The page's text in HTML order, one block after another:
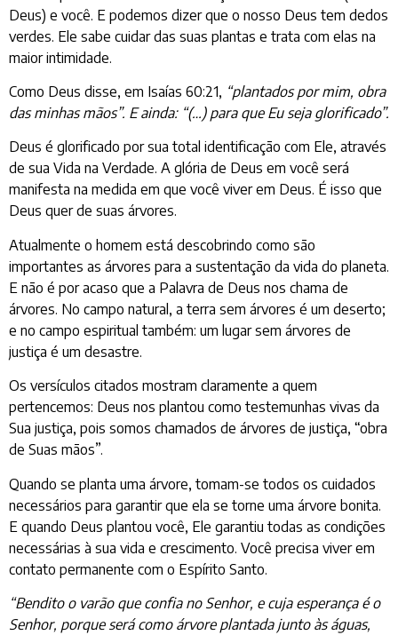
Deus) e você. E podemos dizer que o nosso Deus tem dedos
verdes. Ele sabe cuidar das suas plantas e trata com elas na
maior intimidade.
Como Deus disse, em Isaías 60:21, “plantados por mim, obra
das minhas mãos”. E ainda: “(…) para que Eu seja glorificado”.
Deus é glorificado por sua total identificação com Ele, através
de sua Vida na Verdade. A glória de Deus em você será
manifesta na medida em que você viver em Deus. É isso que
Deus quer de suas árvores.
Atualmente o homem está descobrindo como são
importantes as árvores para a sustentação da vida do planeta.
E não é por acaso que a Palavra de Deus nos chama de
árvores. No campo natural, a terra sem árvores é um deserto;
e no campo espiritual também: um lugar sem árvores de
justiça é um desastre.
Os versículos citados mostram claramente a quem
pertencemos: Deus nos plantou como testemunhas vivas da
Sua justiça, pois somos chamados de árvores de justiça, “obra
de Suas mãos”.
Quando se planta uma árvore, tomam-se todos os cuidados
necessários para garantir que ela se torne uma árvore bonita.
E quando Deus plantou você, Ele garantiu todas as condições
necessárias à sua vida e crescimento. Você precisa viver em
contato permanente com o Espírito Santo.
“Bendito o varão que confia no Senhor, e cuja esperança é o
Senhor, porque será como árvore plantada junto às águas,